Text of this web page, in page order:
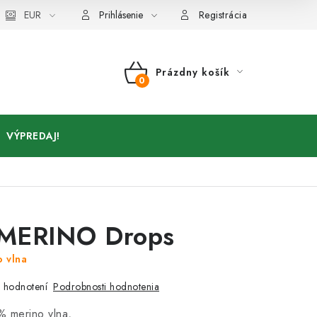
EUR Prihlásenie Registrácia
NÁKUPNÝ
Prázdny košík
VÝPREDAJ!
Drops
vlna
hodnotení Podrobnosti hodnotenia
merino vlna,